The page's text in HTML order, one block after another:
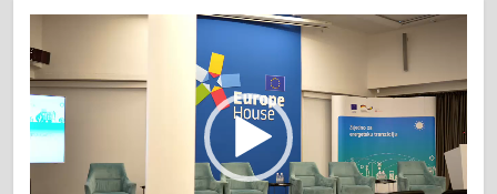
Player